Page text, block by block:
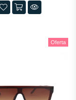
Oferta